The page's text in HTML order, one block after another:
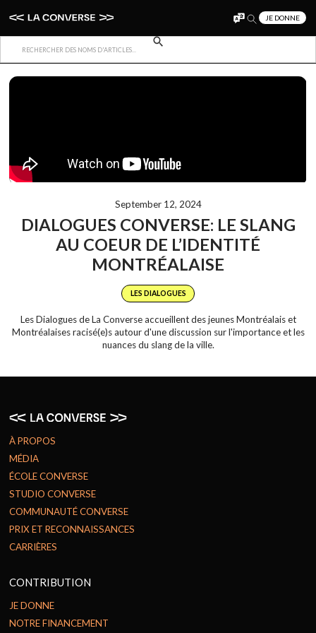
JE DONNE
September 12, 2024
DIALOGUES CONVERSE: LE SLANG
AU COEUR DE L’IDENTITÉ
MONTRÉALAISE
LES DIALOGUES
Les Dialogues de La Converse accueillent des jeunes Montréalais et
Montréalaises racisé(e)s autour d'une discussion sur l'importance et les
nuances du slang de la ville.
À PROPOS
MÉDIA
ÉCOLE CONVERSE
STUDIO CONVERSE
COMMUNAUTÉ CONVERSE
PRIX ET RECONNAISSANCES
CARRIÈRES
CONTRIBUTION
JE DONNE
NOTRE FINANCEMENT